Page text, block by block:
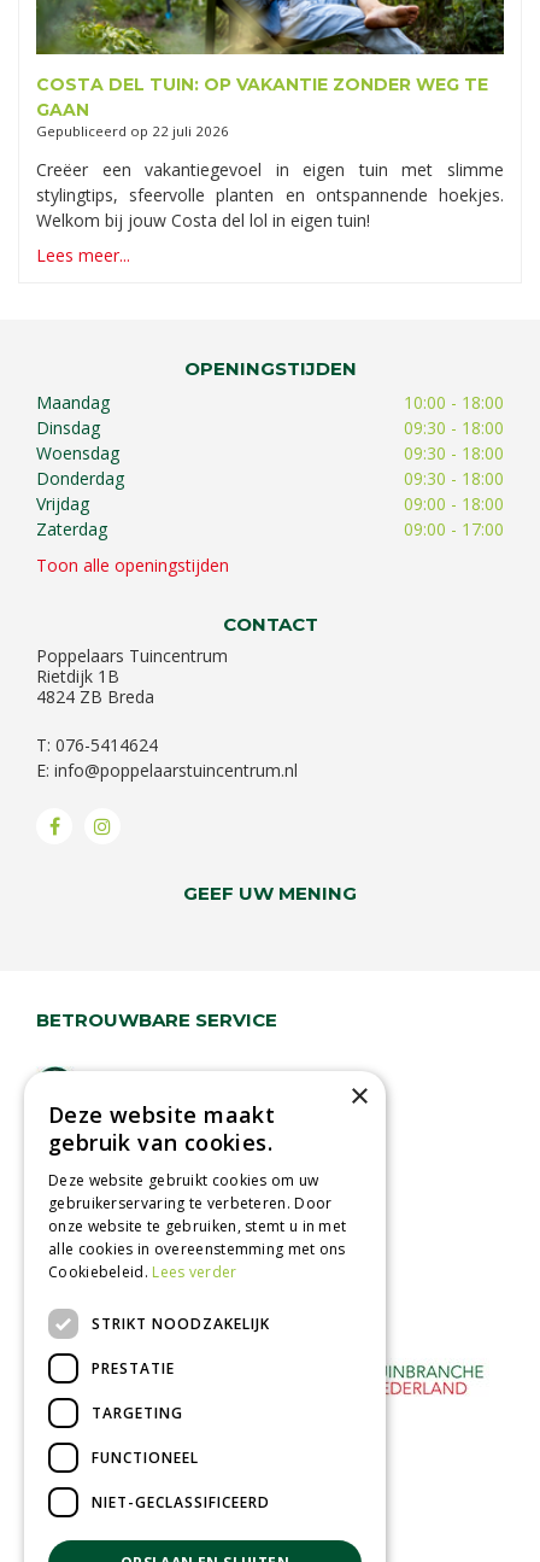
COSTA DEL TUIN: OP VAKANTIE ZONDER WEG TE
GAAN
Gepubliceerd op 22 juli 2026
Creëer een vakantiegevoel in eigen tuin met slimme
stylingtips, sfeervolle planten en ontspannende hoekjes.
Welkom bij jouw Costa del lol in eigen tuin!
Lees meer...
OPENINGSTIJDEN
Maandag
10:00 - 18:00
Dinsdag
09:30 - 18:00
Woensdag
09:30 - 18:00
Donderdag
09:30 - 18:00
Vrijdag
09:00 - 18:00
Zaterdag
09:00 - 17:00
Toon alle openingstijden
CONTACT
Poppelaars Tuincentrum
Rietdijk 1B
4824 ZB Breda
T: 076-5414624
E: info@poppelaarstuincentrum.nl
GEEF UW MENING
BETROUWBARE SERVICE
Lage verzendkosten
Vandaag besteld
binnen 2 dagen ophalen!
Afhalen in tuincentrum
Betaal veilig
met iDeal - Wero
×
Deze website maakt
gebruik van cookies.
Deze website gebruikt cookies om uw
gebruikerservaring te verbeteren. Door
onze website te gebruiken, stemt u in met
alle cookies in overeenstemming met ons
Cookiebeleid. Lees verder
STRIKT NOODZAKELIJK
PRESTATIE
TARGETING
FUNCTIONEEL
NIET-GECLASSIFICEERD